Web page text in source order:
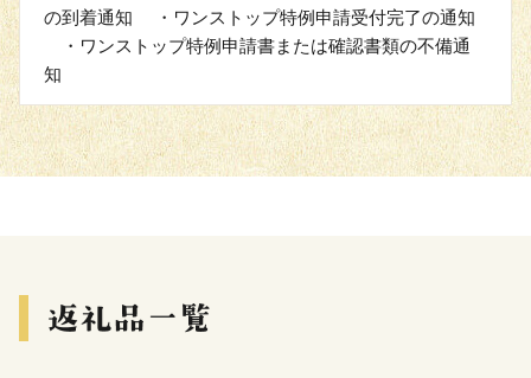
の到着通知 ・ワンストップ特例申請受付完了の通知
・ワンストップ特例申請書または確認書類の不備通
知